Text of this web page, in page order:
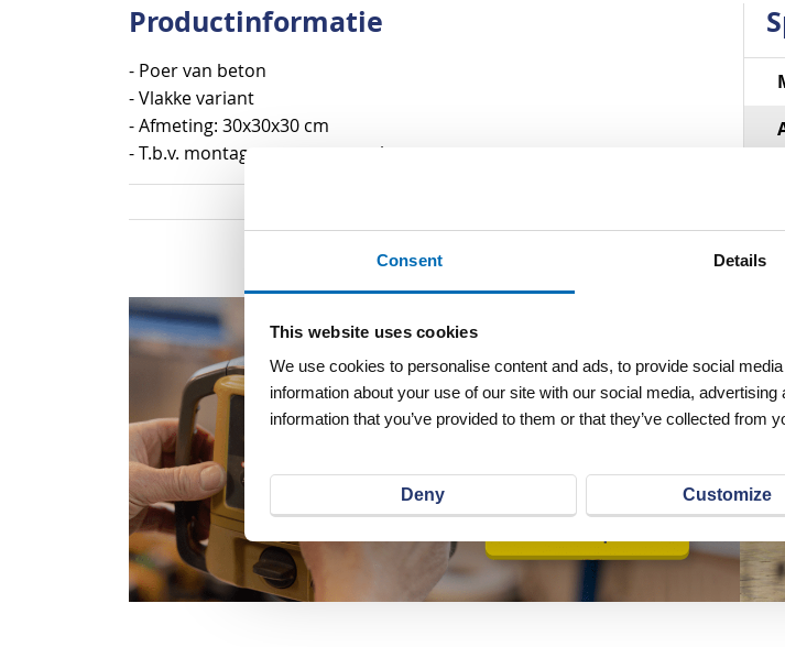
Consent Details
This website uses cookies
We use cookies to personalise content and ads, to provide social
information about your use of our site with our social media,
information that you’ve provided to them or that they’ve collected from
Deny Customize
het
van
de
afbeeldingen-
gallerij
Productinformatie
- Poer van beton
- Vlakke variant
- Afmeting: 30x30x30 cm
- T.b.v. montage van een voetplaat